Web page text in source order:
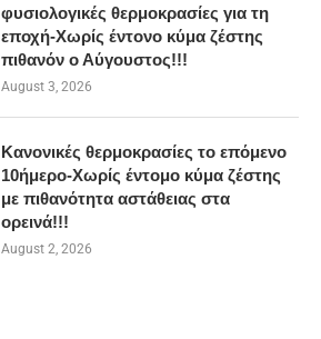
φυσιολογικές θερμοκρασίες για τη
εποχή-Χωρίς έντονο κύμα ζέστης
πιθανόν ο Αύγουστος!!!
August 3, 2026
Κανονικές θερμοκρασίες το επόμενο
10ήμερο-Χωρίς έντομο κύμα ζέστης
με πιθανότητα αστάθειας στα
ορεινά!!!
August 2, 2026